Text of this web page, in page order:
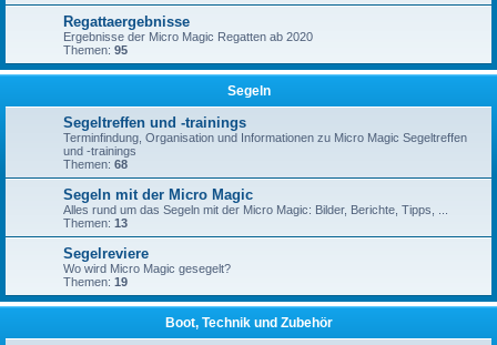
Regattaergebnisse
Ergebnisse der Micro Magic Regatten ab 2020
Themen: 95
Segeln
Segeltreffen und -trainings
Terminfindung, Organisation und Informationen zu Micro Magic Segeltreffen
und -trainings
Themen: 68
Segeln mit der Micro Magic
Alles rund um das Segeln mit der Micro Magic: Bilder, Berichte, Tipps, ...
Themen: 13
Segelreviere
Wo wird Micro Magic gesegelt?
Themen: 19
Boot, Technik und Zubehör